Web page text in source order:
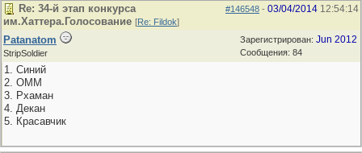
#146548 - 03/04/2014 12:54:14
Re: 34-й этап конкурса
им.Хаттера.Голосование [Re: Fildok]
Зарегистрирован: Jun 2012
Сообщения: 84
Patanatom
StripSoldier
1. Синий
2. ОММ
3. Рхаман
4. Декан
5. Красавчик